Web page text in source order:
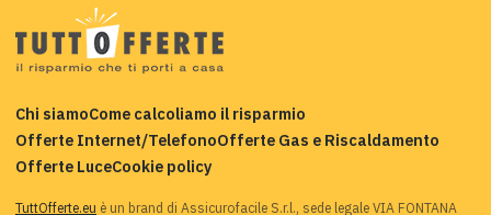
Chi siamoCome calcoliamo il risparmio
Offerte Internet/TelefonoOfferte Gas e Riscaldamento
Offerte LuceCookie policy
TuttOfferte.eu è un brand di Assicurofacile S.r.l., sede legale VIA FONTANA